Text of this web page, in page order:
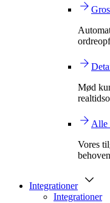
Mød
Alle
Vores
Integrationer
Integrationer